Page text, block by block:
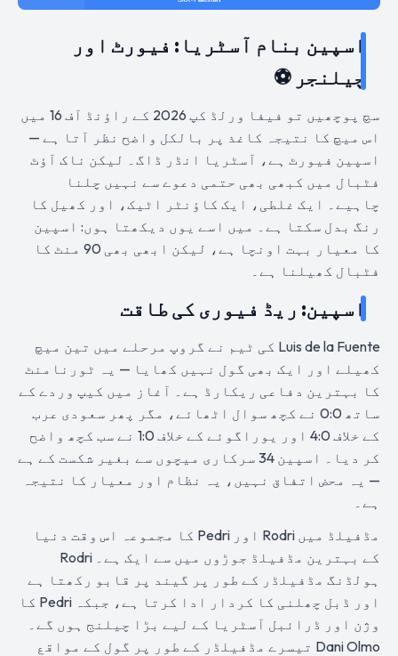
اسپین بنام آسٹریا: فیورٹ اور
چیلنجر ⚽
سچ پوچھیں تو فیفا ورلڈ کپ 2026 کے راؤنڈ آف 16 میں
اس میچ کا نتیجہ کاغذ پر بالکل واضح نظر آتا ہے —
اسپین فیورٹ ہے، آسٹریا انڈر ڈاگ۔ لیکن ناک آؤٹ
فٹبال میں کبھی بھی حتمی دعوے سے نہیں چلنا
چاہیے۔ ایک غلطی، ایک کاؤنٹر اٹیک، اور کھیل کا
رنگ بدل سکتا ہے۔ میں اسے یوں دیکھتا ہوں: اسپین
کا معیار بہت اونچا ہے، لیکن ابھی بھی 90 منٹ کا
فٹبال کھیلنا ہے۔
اسپین: ریڈ فیوری کی طاقت
Luis de la Fuente کی ٹیم نے گروپ مرحلے میں تین میچ
کھیلے اور ایک بھی گول نہیں کھایا — یہ ٹورنامنٹ
کا بہترین دفاعی ریکارڈ ہے۔ آغاز میں کیپ وردے کے
ساتھ 0:0 نے کچھ سوال اٹھائے، مگر پھر سعودی عرب
کے خلاف 4:0 اور یوراگوئے کے خلاف 1:0 نے سب کچھ واضح
کر دیا۔ اسپین 34 سرکاری میچوں سے بغیر شکست کے ہے
— یہ محض اتفاق نہیں، یہ نظام اور معیار کا نتیجہ
ہے۔
مڈفیلڈ میں Rodri اور Pedri کا مجموعہ اس وقت دنیا
کے بہترین مڈفیلڈ جوڑوں میں سے ایک ہے۔ Rodri
ہولڈنگ مڈفیلڈر کے طور پر گیند پر قابو رکھتا ہے
اور ڈبل چھلنی کا کردار ادا کرتا ہے، جبکہ Pedri کا
وژن اور ڈرائبل آسٹریا کے لیے بڑا چیلنج ہوں گے۔
Dani Olmo تیسرے مڈفیلڈر کے طور پر گول کے مواقع